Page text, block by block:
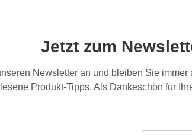
Jetzt zum
Newsletter an und bleiben Sie
Produkt-Tipps. Als Dankeschön für